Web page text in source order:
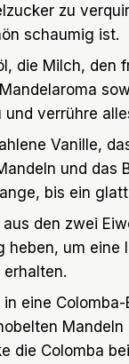
zu
schaumig ist.
die Milch, den
und verrühre
Vanille,
und das
bis ein
aus den zwei
heben, um eine
erhalten.
in eine
die Colomba